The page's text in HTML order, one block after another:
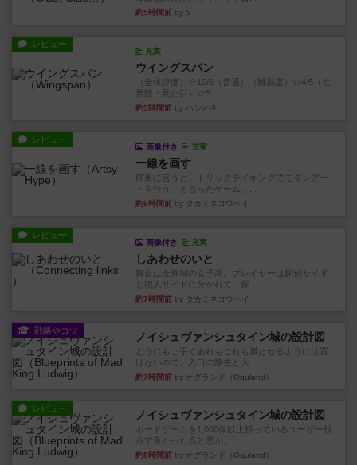
約5時間前 by S
レビュー
充実
ウイングスパン
（全体評価）☆10/6（普通）（難易度）☆4/5（世
界観・見た目）☆5...
約5時間前 by ハシオキ
レビュー
画像付き 充実
一線を画す
簡単に言うと、トリックテイキングでモダンアー
トを行う、と言ったゲーム。...
約6時間前 by タカミネコウヘイ
レビュー
画像付き 充実
しあわせのいと
舞台は全寮制の女子高。プレイヤーは探偵サイド
と犯人サイドに分かれて、探...
約7時間前 by タカミネコウヘイ
戦略やコツ ノイシュヴァンシュタイン城の設計図
どうにも上手くあれもこれも満たせるようには置
けないので、入口の除去と入...
約7時間前 by オグランド（Oguland）
レビュー ノイシュヴァンシュタイン城の設計図
ボードゲームを1,000個以上持っているユーザー視
点で良かった点と悪か...
約8時間前 by オグランド（Oguland）